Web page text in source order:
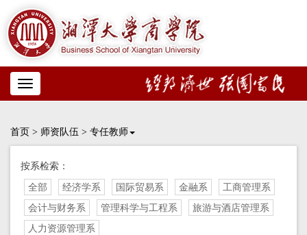
Toggle
navigation
首页 > 师资队伍 > 专任教师
按系检索：
全部 经济学系 国际贸易系 金融系
工商管理系
会计与财务系
管理科学与工程系
旅游与酒店管理系
人力资源管理系